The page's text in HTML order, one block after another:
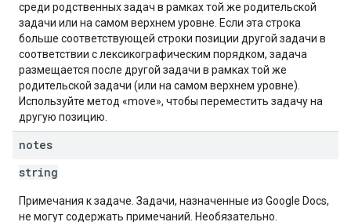
среди родственных задач в рамках той же родительской
задачи или на самом верхнем уровне. Если эта строка
больше соответствующей строки позиции другой задачи в
соответствии с лексикографическим порядком, задача
размещается после другой задачи в рамках той же
родительской задачи (или на самом верхнем уровне).
Используйте метод «move», чтобы переместить задачу на
другую позицию.
notes
string
Примечания к задаче. Задачи, назначенные из Google Docs,
не могут содержать примечаний. Необязательно.